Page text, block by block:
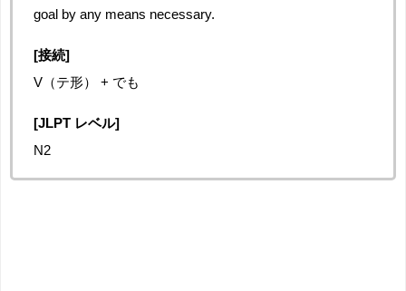
goal by any means necessary.
[接続]
V（テ形） + でも
[JLPT レベル]
N2